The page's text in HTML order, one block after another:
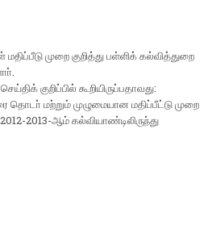
முறை குறித்து பள்ளிக் கல்வித்துறை
குறிப்பில் கூறியிருப்பதாவது:
தொடா் மற்றும் முழுமையான மதிப்பீட்டு முறை
2013-ஆம் கல்வியாண்டிலிருந்து